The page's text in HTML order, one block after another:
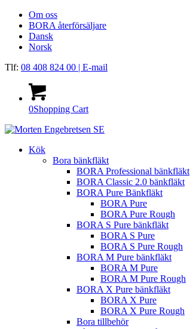
Om oss
BORA återförsäljare
Dansk
Norsk
Tlf: 08 408 824 00 | E-mail
0Shopping Cart
Kök
Bora bänkfläkt
BORA Professional bänkfläkt
BORA Classic 2.0 bänkfläkt
BORA Pure Bänkfläkt
BORA Pure
BORA Pure Rough
BORA S Pure bänkfläkt
BORA S Pure
BORA S Pure Rough
BORA M Pure bänkfläkt
BORA M Pure
BORA M Pure Rough
BORA X Pure bänkfläkt
BORA X Pure
BORA X Pure Rough
Bora tillbehör